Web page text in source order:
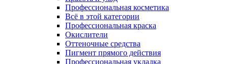
Профессиональная косметика
Всё в этой категории
Профессиональная краска
Окислители
Оттеночные средства
Пигмент прямого действия
Профессиональная укладка